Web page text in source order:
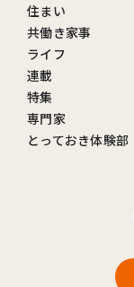
住まい
共働き家事
ライフ
連載
特集
専門家
とっておき体験部